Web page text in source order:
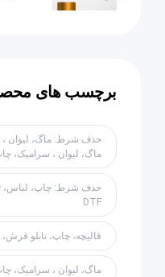
برچسب های
حذف شرط: ماگ، لیوان ،
ماگ، لیوان ، سرامیک،
DTF
قالیچه، چاپ، تابلو فرش،
ماگ، لیوان ، سرامیک،